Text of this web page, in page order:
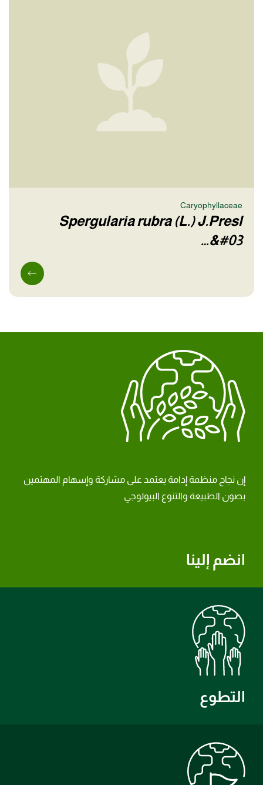
Caryophyllaceae
Spergularia rubra (L.) J.Presl
&#03…
انضم إلينا
إن نجاح منظمة إدامة يعتمد على مشاركة وإسهام المهتمين
بصون الطبيعة والتنوع البيولوجي
التطوع